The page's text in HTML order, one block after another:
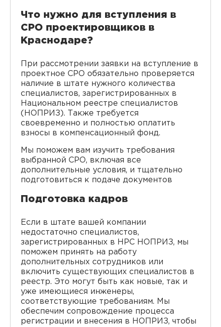
Что нужно для вступления в
СРО проектировщиков в
Краснодаре?
При рассмотрении заявки на вступление в
проектное СРО обязательно проверяется
наличие в штате нужного количества
специалистов, зарегистрированных в
Национальном реестре специалистов
(НОПРИЗ). Также требуется
своевременно и полностью оплатить
взносы в компенсационный фонд.
Мы поможем вам изучить требования
выбранной СРО, включая все
дополнительные условия, и тщательно
подготовиться к подаче документов
Подготовка кадров
Если в штате вашей компании
недостаточно специалистов,
зарегистрированных в НРС НОПРИЗ, мы
поможем принять на работу
дополнительных сотрудников или
включить существующих специалистов в
реестр. Это могут быть как новые, так и
уже имеющиеся инженеры,
соответствующие требованиям. Мы
обеспечим сопровождение процесса
регистрации и внесения в НОПРИЗ, чтобы